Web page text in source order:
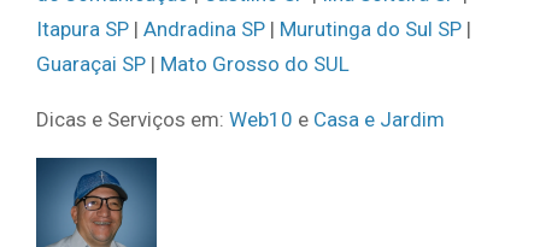
Itapura SP | Andradina SP | Murutinga do Sul SP |
Guaraçai SP | Mato Grosso do SUL
Dicas e Serviços em: Web10 e Casa e Jardim